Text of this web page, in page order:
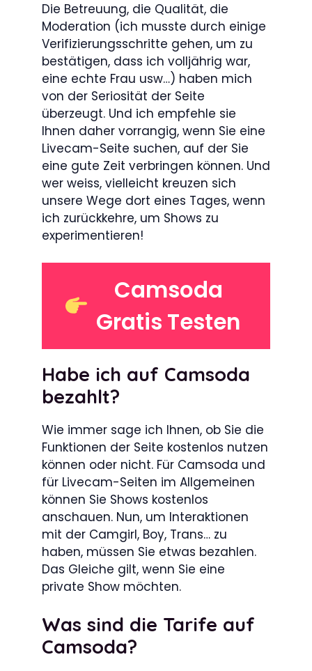
Die Betreuung, die Qualität, die
Moderation (ich musste durch einige
Verifizierungsschritte gehen, um zu
bestätigen, dass ich volljährig war,
eine echte Frau usw…) haben mich
von der Seriosität der Seite
überzeugt. Und ich empfehle sie
Ihnen daher vorrangig, wenn Sie eine
Livecam-Seite suchen, auf der Sie
eine gute Zeit verbringen können. Und
wer weiss, vielleicht kreuzen sich
unsere Wege dort eines Tages, wenn
ich zurückkehre, um Shows zu
experimentieren!
Camsoda
Gratis Testen
Habe ich auf Camsoda
bezahlt?
Wie immer sage ich Ihnen, ob Sie die
Funktionen der Seite kostenlos nutzen
können oder nicht. Für Camsoda und
für Livecam-Seiten im Allgemeinen
können Sie Shows kostenlos
anschauen. Nun, um Interaktionen
mit der Camgirl, Boy, Trans… zu
haben, müssen Sie etwas bezahlen.
Das Gleiche gilt, wenn Sie eine
private Show möchten.
Was sind die Tarife auf
Camsoda?